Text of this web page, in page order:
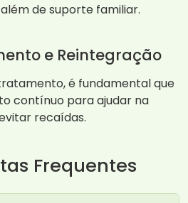
de suporte familiar.
e Reintegração
é fundamental que
contínuo para ajudar na
recaídas.
Frequentes